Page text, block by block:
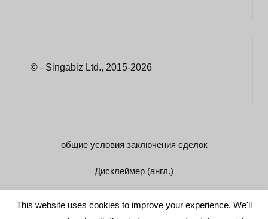
© - Singabiz Ltd., 2015-2026
общие условия заключения сделок
Дисклеймер (англ.)
This website uses cookies to improve your experience. We'll